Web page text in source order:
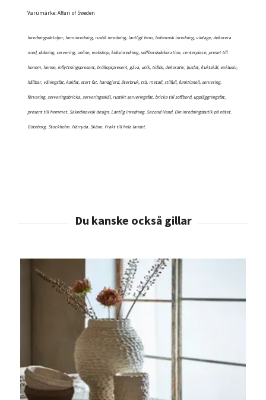
Varumärke: Affari of Sweden
Inredningsdetaljer, heminredning, rustik inredning, lantligt hem, bohemisk inredning, vintage, dekorera
med, dukning, servering, online, webshop, köksinredning, soffbordsdekoration, centerpiece, preset till
honom, henne, inflyttningspresent, bröllopspresent, gåva, unik, tidlös, dekorativ, ljusfat, fruktskål, exklusiv,
hållbar, våningsfat, kakfat, stort fat, handgjord, återbruk, trä, metall, stilfull, funktionell, servering,
förvaring, serveringsbricka, serveringsskål, rustikt serveringsfat, bricka till soffbord, uppläggningsfat,
present till hemmet. Sakndinavisk design. Lantlig inredning. Second Hand. Din inredningsbutik på nätet.
Göteborg. Stockholm. Härryda. Skåne. Frakt till hela landet.